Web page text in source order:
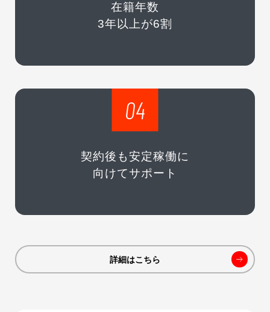
在籍年数
3年以上が6割
04
契約後も安定稼働に
向けてサポート
詳細はこちら